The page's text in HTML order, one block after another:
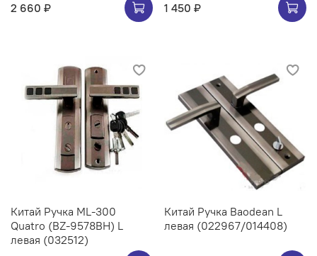
2 660 ₽
1 450 ₽
Китай Ручка ML-300
Quatro (BZ-9578BH) L
левая (032512)
Китай Ручка Baodean L
левая (022967/014408)